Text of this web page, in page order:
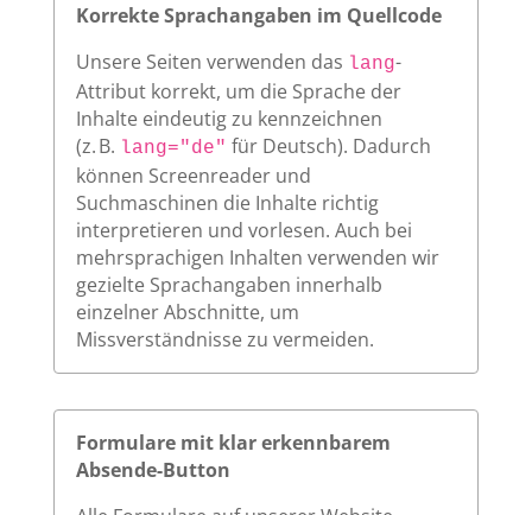
Korrekte Sprachangaben im Quellcode
Unsere Seiten verwenden das lang-
Attribut korrekt, um die Sprache der
Inhalte eindeutig zu kennzeichnen
(z. B. lang="de" für Deutsch). Dadurch
können Screenreader und
Suchmaschinen die Inhalte richtig
interpretieren und vorlesen. Auch bei
mehrsprachigen Inhalten verwenden wir
gezielte Sprachangaben innerhalb
einzelner Abschnitte, um
Missverständnisse zu vermeiden.
Formulare mit klar erkennbarem
Absende-Button